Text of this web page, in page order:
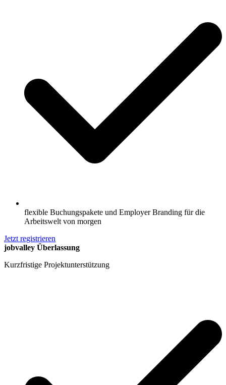
flexible Buchungspakete und Employer Branding für die
Arbeitswelt von morgen
Jetzt registrieren
jobvalley Überlassung
Kurzfristige Projektunterstützung